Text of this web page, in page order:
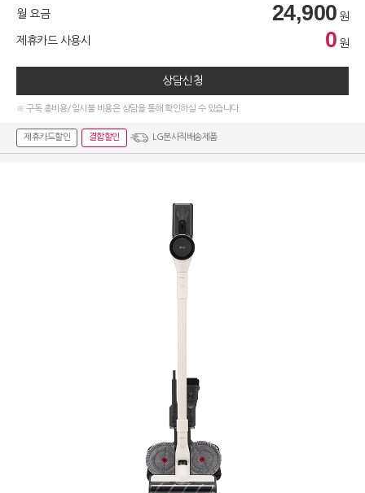
월 요금 24,900 원
제휴카드 사용시 0 원
상담신청
※ 구독 총비용/일시불 비용은 상담을 통해 확인하실 수 있습니다.
제휴카드할인 결합할인 LG본사직배송제품